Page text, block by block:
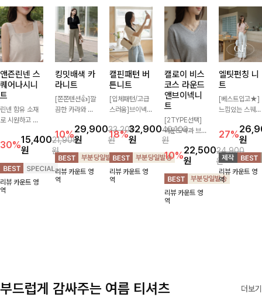
앤즌린넨 스
퀘어나시니
트
린넨 함유 소재
로 시원하고 쾌
좋은 나시 니트
🌿 깔끔한 스퀘
어넥 디자인이
쇄골 라인을 더
욱 여리하고 여
성스럽게 연출해
30%15,400
원
21,900
원
리뷰 카운트 영
역
킹밋배색 카
라니트
[쫀쫀텐션👍]깔
끔한 카라와 반
만나 하나만 입
어도 완성도 높
은 스타일링을
연출해드려요 부
담 없이 즐기기
좋은 데일리 니
10%29,900
원
33,200
원
리뷰 카운트 영
역
캘핀패턴 버
튼니트
[입체패턴/고급
스러움]브이넥
패턴이 어우러져
포인트 있게 즐
기기 좋은 가디
건 🤍 가볍게 걸
쳐주기만 해도
스타일리시한 무
18%32,900
원
40,100
원
리뷰 카운트 영
역
캘로이 비스
코스 라운드
앤브이넥니
트
[2TYPE선택]
라운드넥과 브이
넥 두 가지 디자
인으로 취향에
맞게 선택 가능
한 베이직 니트
🤍 깔끔한 실루
엣과 부드러운
착용감으로 단독
10%22,500
원
24,900
원
리뷰 카운트 영
역
엘팃펀칭 니
트
[베스트입고★]
느낌있는 스퀘어
으로 세련됨이
묻어나는 니트:)
시원쫀쫀함 가
득, 여성스러운
룩을 완성해봐요
♡
27%원
리뷰 카운트 영
역
부드럽게 감싸주는 여름 티셔츠 더보기